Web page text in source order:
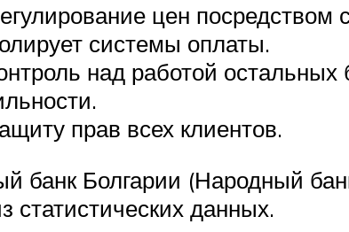
цен
системы оплаты.
над работой
прав всех клиентов.
банк Болгарии (Народный
статистических данных.